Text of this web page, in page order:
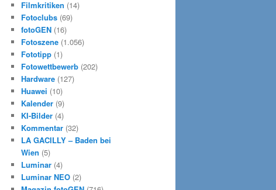
Filmkritiken (14)
Fotoclubs (69)
fotoGEN (16)
Fotoszene (1.056)
Fototipp (1)
Fotowettbewerb (202)
Hardware (127)
Huawei (10)
Kalender (9)
KI-Bilder (4)
Kommentar (32)
LA GACILLY – Baden bei
Wien (5)
Luminar (4)
Luminar NEO (2)